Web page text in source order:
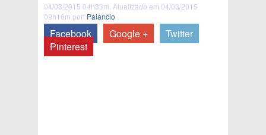
04/03/2015 04h33m. Atualizado em 04/03/2015
09h16m por: Palancio
Facebook Google +
Twitter
Pinterest